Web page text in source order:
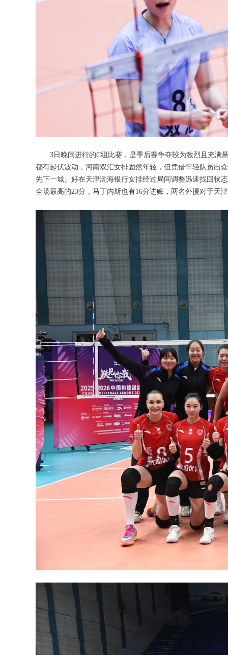
3日晚间进行的C组比赛，是季后赛争夺较为激烈且充满
都有起伏波动，河南双汇女排固然年轻，但凭借年轻队员出
先下一城。好在天津渤海银行女排经过局间调整迅速找回状
全场最高的23分，马丁内斯也有16分进账，两名外援对于天